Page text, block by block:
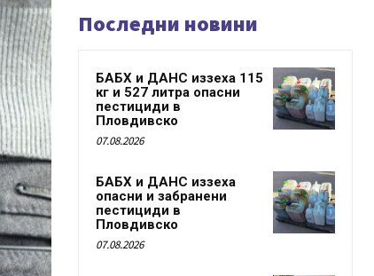
Последни новини
БАБХ и ДАНС иззеха 115
кг и 527 литра опасни
пестициди в
Пловдивско
07.08.2026
БАБХ и ДАНС иззеха
опасни и забранени
пестициди в
Пловдивско
07.08.2026